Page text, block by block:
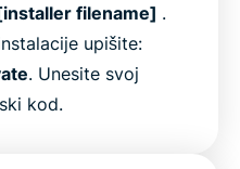
filename] .
upišite:
. Unesite svoj
kod.